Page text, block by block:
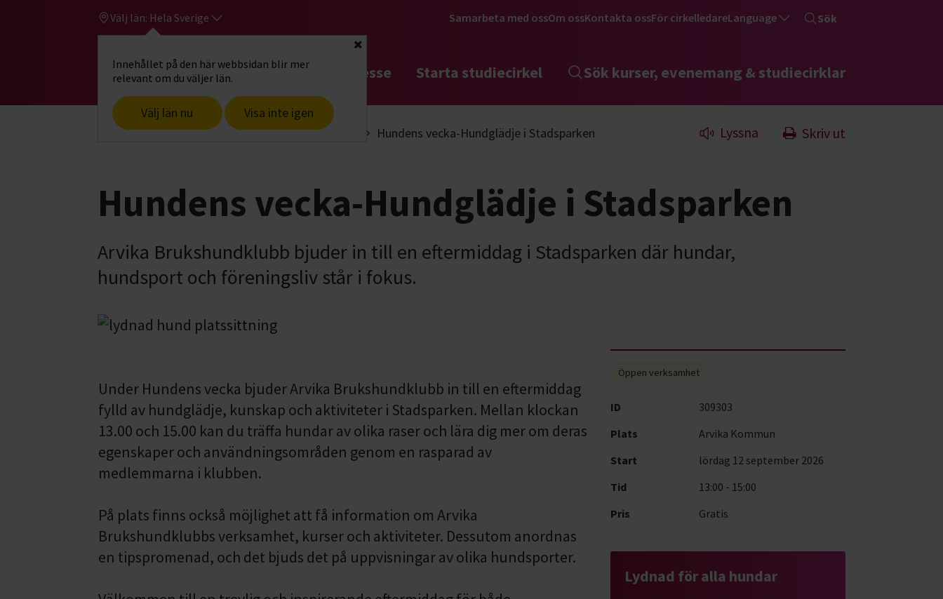
Välj län: Hela Sverige
Innehållet på den här webbsidan blir mer
relevant om du väljer län.
Välj län nu Visa inte igen
Stäng
Samarbeta med ossOm ossKontakta ossFör cirkelledareLanguage Sök
Gå till studiefrämjandets startsidaHitta intresse Starta studiecirkel Sök kurser, evenemang & studiecirklar
Start Hitta intresse Hund & husdjur Lydnad Hundens vecka-Hundglädje i Stadsparken Lyssna Skriv ut
Hundens vecka-Hundglädje i Stadsparken
Arvika Brukshundklubb bjuder in till en eftermiddag i Stadsparken där hundar,
hundsport och föreningsliv står i fokus.
Under Hundens vecka bjuder Arvika Brukshundklubb in till en eftermiddag
fylld av hundglädje, kunskap och aktiviteter i Stadsparken. Mellan klockan
13.00 och 15.00 kan du träffa hundar av olika raser och lära dig mer om deras
egenskaper och användningsområden genom en rasparad av
medlemmarna i klubben.
På plats finns också möjlighet att få information om Arvika
Brukshundklubbs verksamhet, kurser och aktiviteter. Dessutom anordnas
en tipspromenad, och det bjuds det på uppvisningar av olika hundsporter.
Öppen verksamhet
ID
309303
Plats
Arvika Kommun
Start
lördag 12 september 2026
Tid
13:00 - 15:00
Pris
Gratis
Lydnad för alla hundar